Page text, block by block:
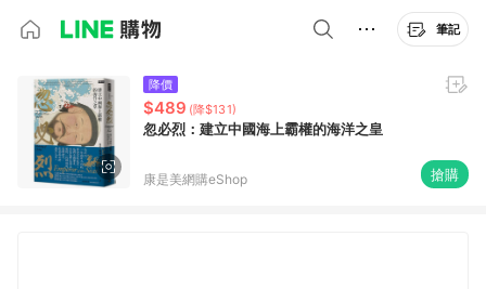
筆記
降價
$489 (降$131)
忽必烈：建立中國海上霸權的海洋之皇
康是美網購eShop 搶購